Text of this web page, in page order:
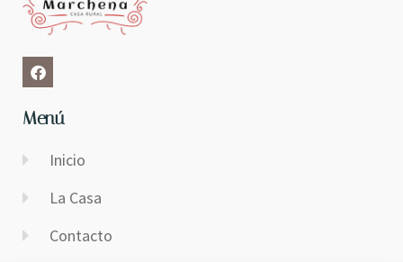
Menú
Inicio
La Casa
Contacto